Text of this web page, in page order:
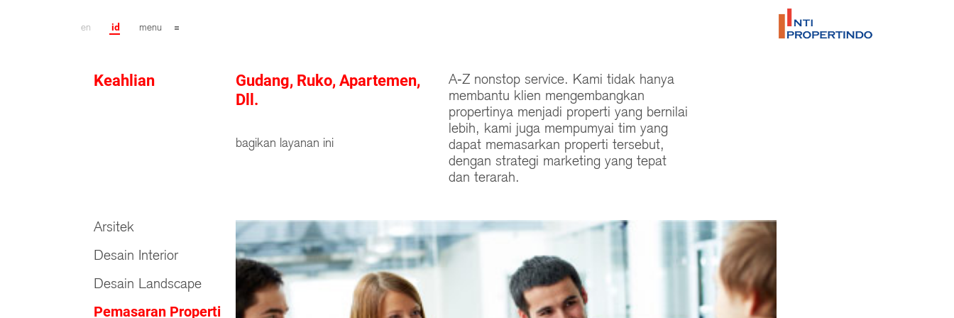
en id menu
Keahlian
Arsitek
Desain Interior
Desain Landscape
Pemasaran Properti
Gudang, Ruko, Apartemen,
Dll.
A-Z nonstop service. Kami tidak hanya
membantu klien mengembangkan
propertinya menjadi properti yang bernilai
lebih, kami juga mempumyai tim yang
dapat memasarkan properti tersebut,
dengan strategi marketing yang tepat
dan terarah.
bagikan layanan ini